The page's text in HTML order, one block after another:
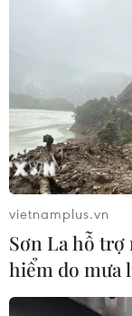
Bộ Giao thông
triển khai xây
hoàn thành 36
Nam phía Đông.
vietnamplus.vn
Sơn La hỗ
hiểm do mưa